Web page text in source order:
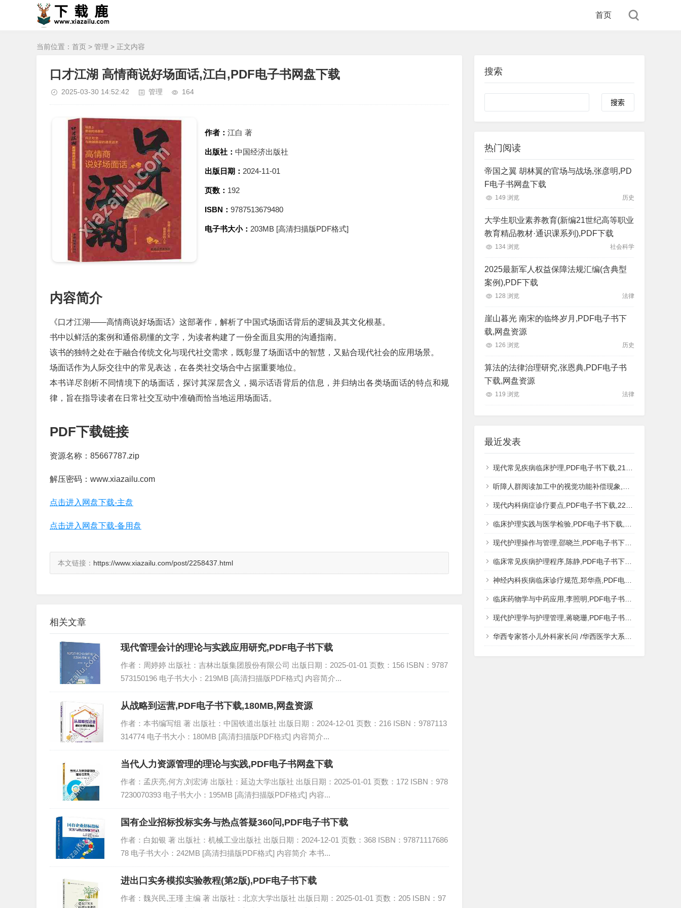
首页
当前位置： 首页 > 管理 > 正文内容
口才江湖 高情商说好场面话,江白,PDF电子书网盘下载
2025-03-30 14:52:42 管理 164
作者： 江白 著
出版社： 中国经济出版社
出版日期： 2024-11-01
页数： 192
ISBN： 9787513679480
电子书大小： 203MB [高清扫描版PDF格式]
内容简介
《口才江湖——高情商说好场面话》这部著作，解析了中国式场面话背后的逻辑及其文化根基。
书中以鲜活的案例和通俗易懂的文字，为读者构建了一份全面且实用的沟通指南。
该书的独特之处在于融合传统文化与现代社交需求，既彰显了场面话中的智慧，又贴合现代社会的应用场景。
场面话作为人际交往中的常见表达，在各类社交场合中占据重要地位。
本书详尽剖析不同情境下的场面话，探讨其深层含义，揭示话语背后的信息，并归纳出各类场面话的特点和规
律，旨在指导读者在日常社交互动中准确而恰当地运用场面话。
PDF下载链接
资源名称：85667787.zip
解压密码：www.xiazailu.com
点击进入网盘下载-主盘
点击进入网盘下载-备用盘
本文链接： https://www.xiazailu.com/post/2258437.html
相关文章
现代管理会计的理论与实践应用研究,PDF电子书下载
作者：周婷婷 出版社：吉林出版集团股份有限公司 出版日期：2025-01-01 页数：156 ISBN：9787
573150196 电子书大小：219MB [高清扫描版PDF格式] 内容简介...
从战略到运营,PDF电子书下载,180MB,网盘资源
作者：本书编写组 著 出版社：中国铁道出版社 出版日期：2024-12-01 页数：216 ISBN：9787113
314774 电子书大小：180MB [高清扫描版PDF格式] 内容简介...
当代人力资源管理的理论与实践,PDF电子书网盘下载
作者：孟庆亮,何方,刘宏涛 出版社：延边大学出版社 出版日期：2025-01-01 页数：172 ISBN：978
7230070393 电子书大小：195MB [高清扫描版PDF格式] 内容...
国有企业招标投标实务与热点答疑360问,PDF电子书下载
作者：白如银 著 出版社：机械工业出版社 出版日期：2024-12-01 页数：368 ISBN：97871117686
78 电子书大小：242MB [高清扫描版PDF格式] 内容简介 本书...
进出口实务模拟实验教程(第2版),PDF电子书下载
作者：魏兴民,王瑾 主编 著 出版社：北京大学出版社 出版日期：2025-01-01 页数：205 ISBN：97
搜索
Search
热门阅读
帝国之翼 胡林翼的官场与战场,张彦明,PD
F电子书网盘下载
149 浏览 历史
大学生职业素养教育(新编21世纪高等职业
教育精品教材·通识课系列),PDF下载
134 浏览 社会科学
2025最新军人权益保障法规汇编(含典型
案例),PDF下载
128 浏览 法律
崖山暮光 南宋的临终岁月,PDF电子书下
载,网盘资源
126 浏览 历史
算法的法律治理研究,张恩典,PDF电子书
下载,网盘资源
119 浏览 法律
最近发表
现代常见疾病临床护理,PDF电子书下载,217MB,网盘资源
听障人群阅读加工中的视觉功能补偿现象,秦钊,PDF电子书下载,网盘资源
现代内科病症诊疗要点,PDF电子书下载,223MB,网盘资源
临床护理实践与医学检验,PDF电子书下载,193MB,网盘资源
现代护理操作与管理,邵晓兰,PDF电子书下载,242MB,网盘资源
临床常见疾病护理程序,陈静,PDF电子书下载,185MB,网盘资源
神经内科疾病临床诊疗规范,郑华燕,PDF电子书下载,188MB,网盘资源
临床药物学与中药应用,李照明,PDF电子书下载,202MB,网盘资源
现代护理学与护理管理,蒋晓珊,PDF电子书下载,223MB,网盘资源
华西专家答小儿外科家长问 /华西医学大系?医学科普,PDF电子书网盘下载